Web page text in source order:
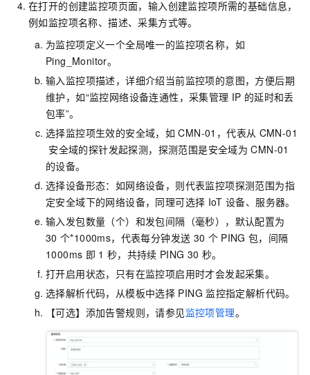
在打开的创建监控项页面，输入创建监控项所需的基础信息，
例如监控项名称、描述、采集方式等。
为监控项定义一个全局唯一的监控项名称，如
Ping_Monitor。
输入监控项描述，详细介绍当前监控项的意图，方便后期
维护，如“监控网络设备连通性，采集管理 IP 的延时和丢
包率”。
选择监控项生效的安全域，如 CMN-01，代表从 CMN-01
安全域的探针发起探测，探测范围是安全域为 CMN-01
的设备。
选择设备形态：如网络设备，则代表监控项探测范围为指
定安全域下的网络设备，同理可选择 IoT 设备、服务器。
输入发包数量（个）和发包间隔（毫秒），默认配置为
30 个*1000ms，代表每分钟发送 30 个 PING 包，间隔
1000ms 即 1 秒，共持续 PING 30 秒。
打开启用状态，只有在监控项启用时才会发起采集。
选择解析代码，从模板中选择 PING 监控指定解析代码。
【可选】添加告警规则，请参见监控项管理。